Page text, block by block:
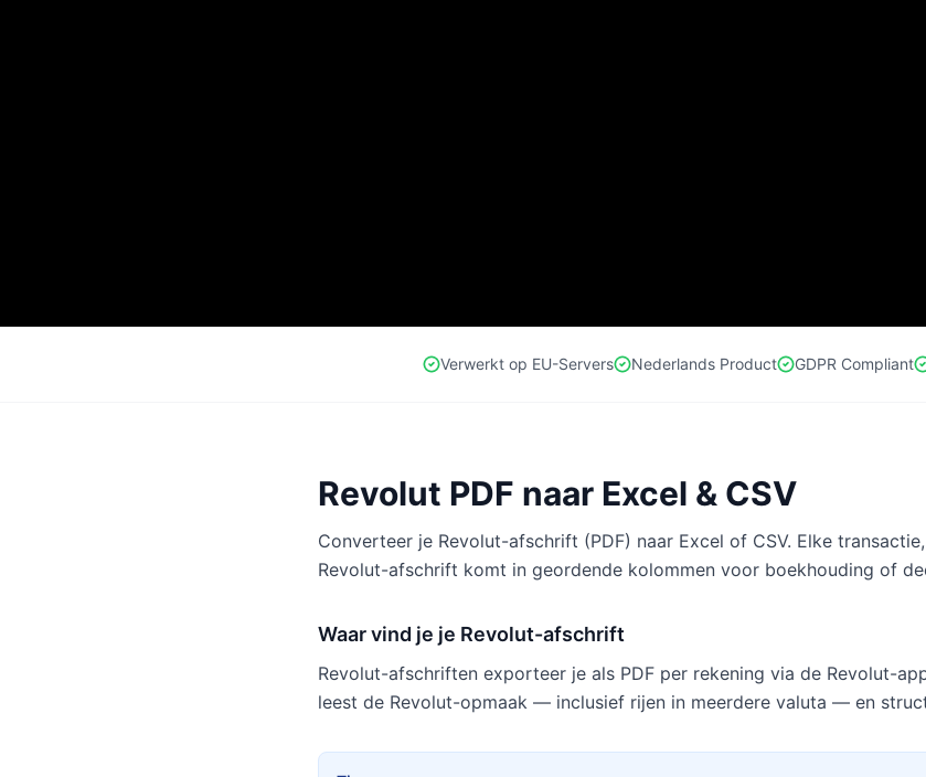
Verwerkt op EU-Servers Nederlands Product GDPR Compliant
Revolut PDF naar Excel & CSV
Converteer je Revolut-afschrift (PDF) naar Excel of CSV. Elke
Revolut-afschrift komt in geordende kolommen voor boekhouding of
Waar vind je je Revolut-afschrift
Revolut-afschriften exporteer je als PDF per rekening via de Revolut-
leest de Revolut-opmaak — inclusief rijen in meerdere valuta — en